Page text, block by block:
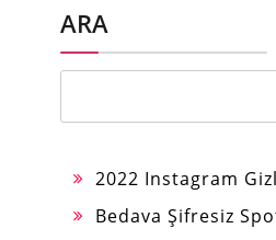
ARA
2022 Instagram
Bedava Şifresiz